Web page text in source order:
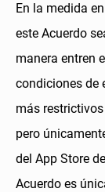
En la medida
este Acuerdo
manera entren
condiciones de
más
pero
del App Store
Acuerdo es